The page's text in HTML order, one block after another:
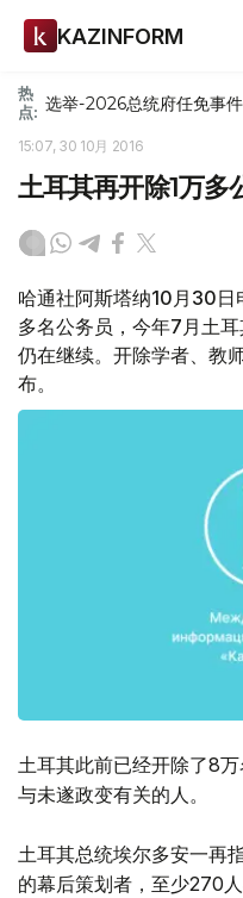
KAZINFORM
热
点: 选举-2026总统府任免事件
15:07, 30 10月 2016
土耳其再开除1万多
哈通社阿斯塔纳10月30日
多名公务员，今年7月土
仍在继续。开除学者、教
布。
土耳其此前已经开除了8
与未遂政变有关的人。
土耳其总统埃尔多安一再
的幕后策划者，至少270